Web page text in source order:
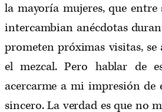
la mayoría mujeres, que
intercambian anécdotas
prometen próximas visitas,
el mezcal. Pero hablar de
acercarme a mi impresión de
sincero. La verdad es que no